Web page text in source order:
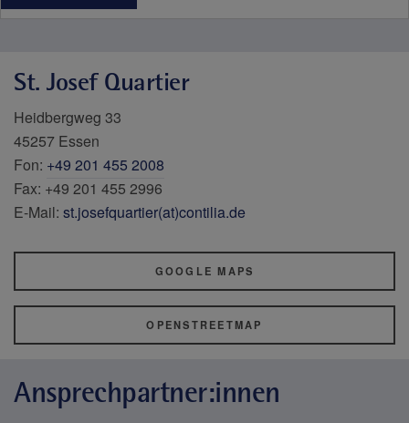
St. Josef Quartier
Heidbergweg 33
45257 Essen
Fon: +49 201 455 2008
Fax: +49 201 455 2996
E-Mail: st.josefquartier(at)contilia.de
GOOGLE MAPS
OPENSTREETMAP
Ansprechpartner:innen